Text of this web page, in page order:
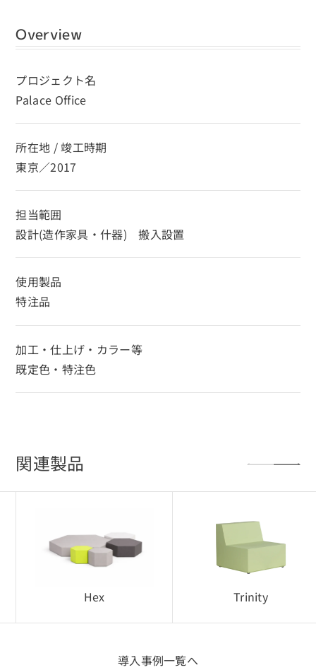
Overview
プロジェクト名
Palace Office
所在地 / 竣工時期
東京／2017
担当範囲
設計(造作家具・什器) 搬入設置
使用製品
特注品
加工・仕上げ・カラー等
既定色・特注色
関連製品
Hex Trinity
導入事例一覧へ